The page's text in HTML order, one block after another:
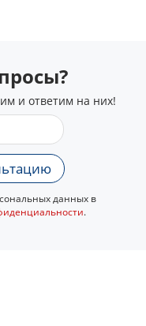
и ответим на них!
данных в
.